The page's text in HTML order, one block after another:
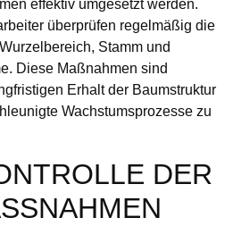
effektiv umgesetzt werden.
überprüfen regelmäßig die
Stamm und
Diese Maßnahmen sind
Erhalt der Baumstruktur
Wachstumsprozesse zu
DER